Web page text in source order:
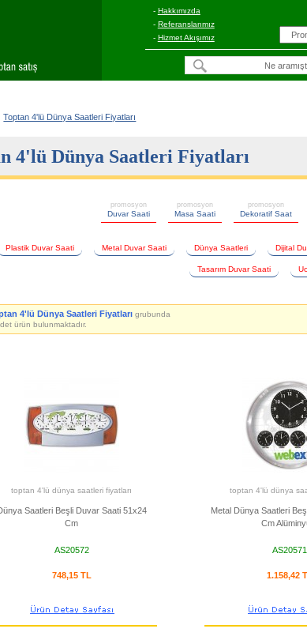
- Hakkımızda
- Referanslarımız
- Hizmet Akışımız
Toptan 4'lü Dünya Saatleri Fiyatları
4'lü Dünya Saatleri Fiyatları
promosyon
Duvar Saati
promosyon
Masa Saati
promosyon
Dekoratif Saat
Plastik Duvar Saati Metal Duvar Saati Dünya Saatleri Dijital
Tasarım Duvar Saati
4'lü Dünya Saatleri Fiyatlarıgrubunda
ürün bulunmaktadır.
toptan 4'lü dünya saatleri fiyatları
Saatleri Beşli Duvar Saati 51x24
Cm
AS20572
748,15 TL
toptan 4'lü dünya
Metal Dünya Saatleri
Cm
AS20571
1.158,42